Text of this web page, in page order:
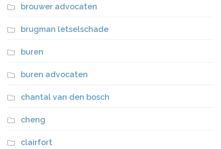
brouwer advocaten
brugman letselschade
buren
buren advocaten
chantal van den bosch
cheng
clairfort